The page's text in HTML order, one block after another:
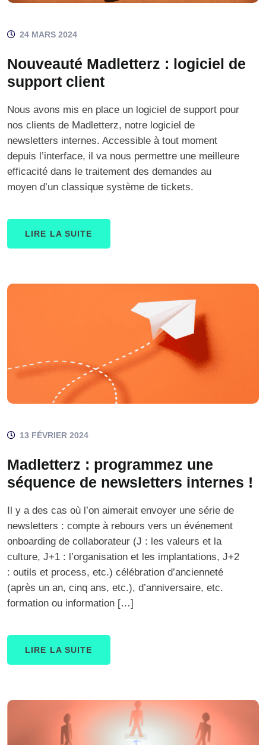
24 MARS 2024
Nouveauté Madletterz : logiciel de
support client
Nous avons mis en place un logiciel de support pour
nos clients de Madletterz, notre logiciel de
newsletters internes. Accessible à tout moment
depuis l’interface, il va nous permettre une meilleure
efficacité dans le traitement des demandes au
moyen d’un classique système de tickets.
LIRE LA SUITE
13 FÉVRIER 2024
Madletterz : programmez une
séquence de newsletters internes !
Il y a des cas où l’on aimerait envoyer une série de
newsletters : compte à rebours vers un événement
onboarding de collaborateur (J : les valeurs et la
culture, J+1 : l’organisation et les implantations, J+2
: outils et process, etc.) célébration d’ancienneté
(après un an, cinq ans, etc.), d’anniversaire, etc.
formation ou information […]
LIRE LA SUITE